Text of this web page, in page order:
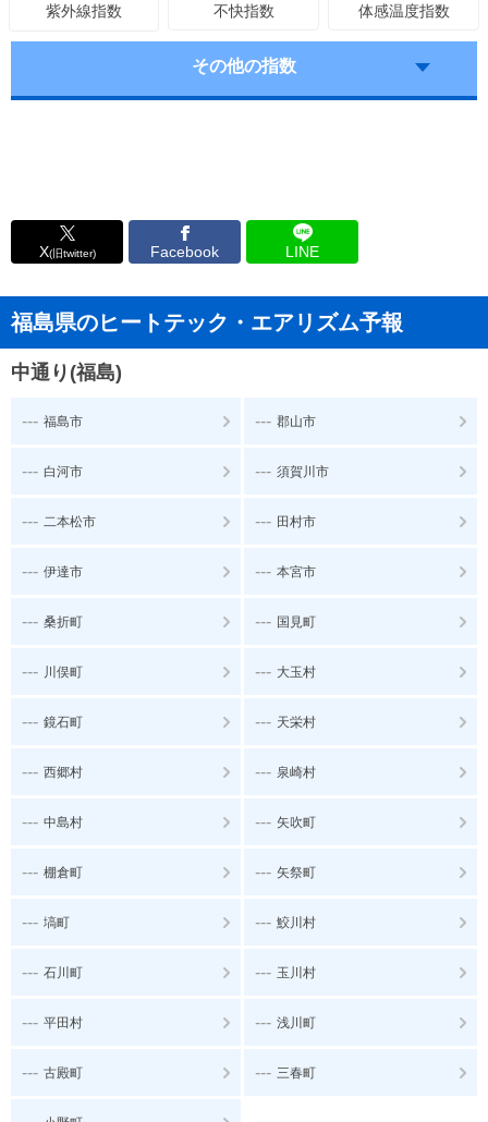
紫外線指数 不快指数 体感温度指数
その他の指数
X(旧twitter) Facebook LINE
福島県のヒートテック・エアリズム予報
中通り(福島)
--- 福島市 --- 郡山市
--- 白河市 --- 須賀川市
--- 二本松市 --- 田村市
--- 伊達市 --- 本宮市
--- 桑折町 --- 国見町
--- 川俣町 --- 大玉村
--- 鏡石町 --- 天栄村
--- 西郷村 --- 泉崎村
--- 中島村 --- 矢吹町
--- 棚倉町 --- 矢祭町
--- 塙町 --- 鮫川村
--- 石川町 --- 玉川村
--- 平田村 --- 浅川町
--- 古殿町 --- 三春町